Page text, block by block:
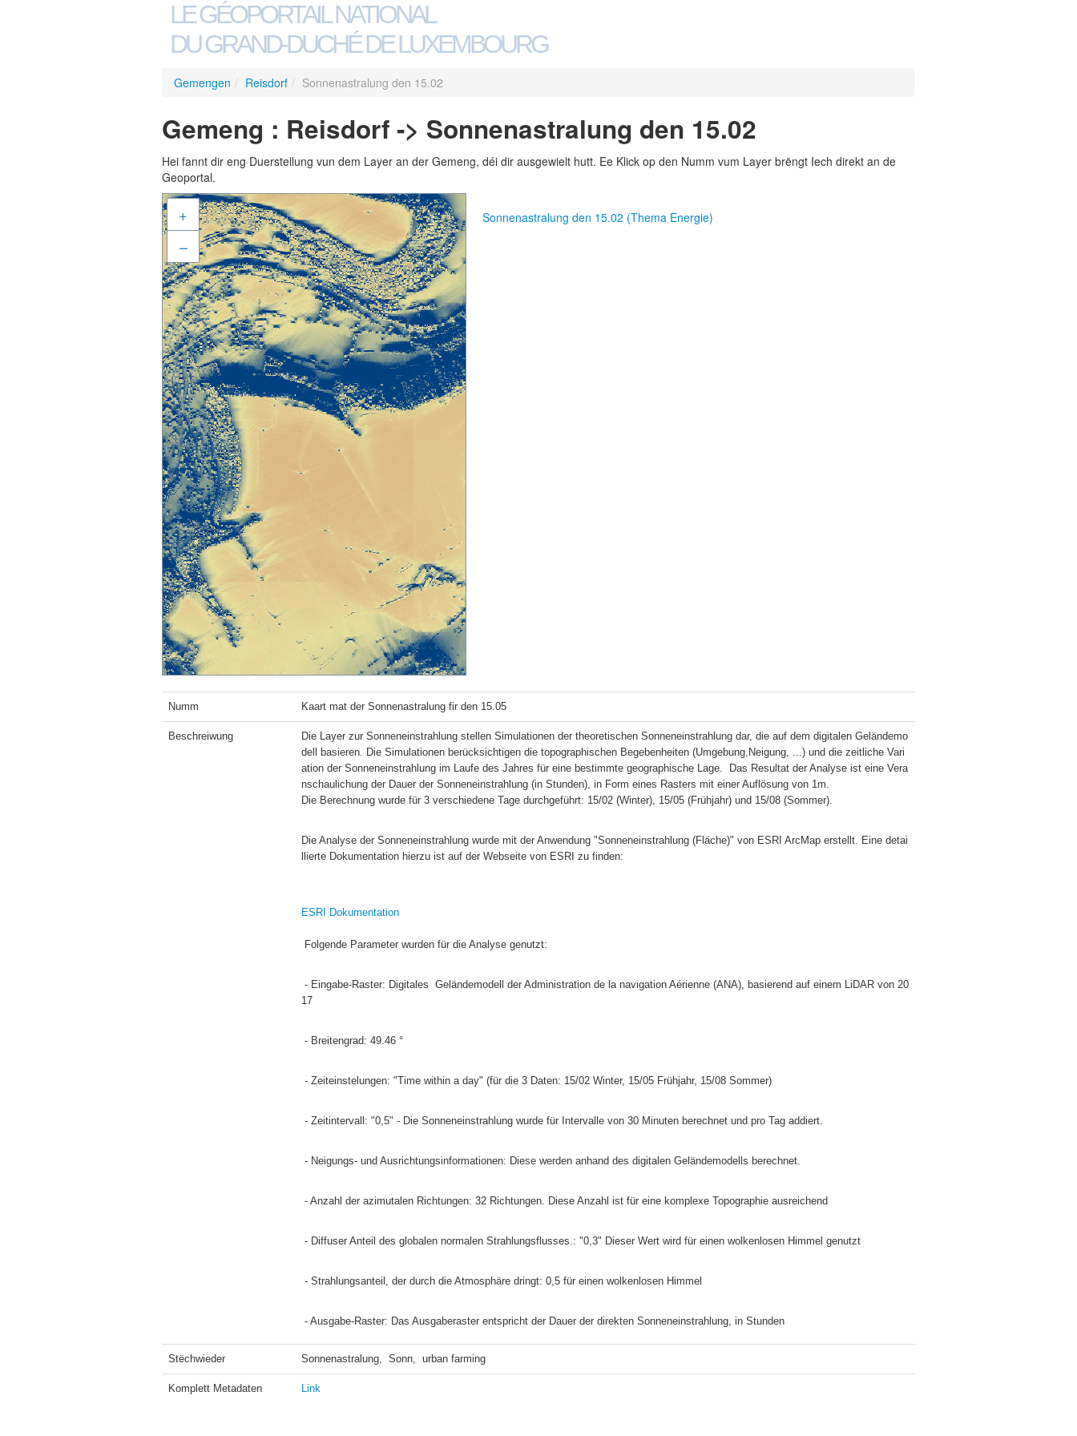
LE GÉOPORTAIL NATIONAL
DU GRAND-DUCHÉ DE LUXEMBOURG
Gemengen / Reisdorf / Sonnenastralung den 15.02
Gemeng : Reisdorf -> Sonnenastralung den 15.02
Hei fannt dir eng Duerstellung vun dem Layer an der Gemeng, déi dir ausgewielt hutt. Ee Klick op den Numm vum Layer brëngt Iech direkt an de
Geoportal.
+
–
Sonnenastralung den 15.02 (Thema Energie)
Numm Kaart mat der Sonnenastralung fir den 15.05
Beschreiwung
Die Layer zur Sonneneinstrahlung stellen Simulationen der theoretischen Sonneneinstrahlung dar, die auf dem digitalen Geländemo
dell basieren. Die Simulationen berücksichtigen die topographischen Begebenheiten (Umgebung,Neigung, ...) und die zeitliche Vari
ation der Sonneneinstrahlung im Laufe des Jahres für eine bestimmte geographische Lage.  Das Resultat der Analyse ist eine Vera
nschaulichung der Dauer der Sonneneinstrahlung (in Stunden), in Form eines Rasters mit einer Auflösung von 1m.
Die Berechnung wurde für 3 verschiedene Tage durchgeführt: 15/02 (Winter), 15/05 (Frühjahr) und 15/08 (Sommer).
Die Analyse der Sonneneinstrahlung wurde mit der Anwendung "Sonneneinstrahlung (Fläche)" von ESRI ArcMap erstellt. Eine detai
llierte Dokumentation hierzu ist auf der Webseite von ESRI zu finden:
ESRI Dokumentation
Folgende Parameter wurden für die Analyse genutzt:
17
- Breitengrad: 49.46 °
- Zeiteinstelungen: "Time within a day" (für die 3 Daten: 15/02 Winter, 15/05 Frühjahr, 15/08 Sommer)
- Zeitintervall: "0,5" - Die Sonneneinstrahlung wurde für Intervalle von 30 Minuten berechnet und pro Tag addiert.
- Neigungs- und Ausrichtungsinformationen: Diese werden anhand des digitalen Geländemodells berechnet.
- Anzahl der azimutalen Richtungen: 32 Richtungen. Diese Anzahl ist für eine komplexe Topographie ausreichend
- Diffuser Anteil des globalen normalen Strahlungsflusses.: "0,3" Dieser Wert wird für einen wolkenlosen Himmel genutzt
- Strahlungsanteil, der durch die Atmosphäre dringt: 0,5 für einen wolkenlosen Himmel
- Ausgabe-Raster: Das Ausgaberaster entspricht der Dauer der direkten Sonneneinstrahlung, in Stunden
Stëchwieder Sonnenastralung,  Sonn,  urban farming
Komplett Metadaten Link